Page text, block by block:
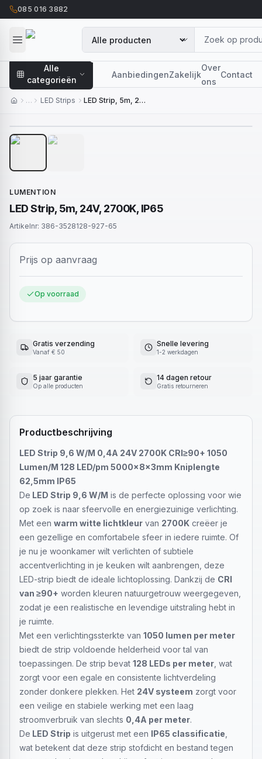
085 016 3882
Alle
categorieën
AanbiedingenZakelijk
Over
ons
Contact
… LED Strips
LED Strip, 5m, 24V, 2700K, IP65
LUMENTION
LED Strip, 5m, 24V, 2700K, IP65
Artikelnr: 386-3528128-927-65
Prijs op aanvraag
Op voorraad
Gratis verzending
Vanaf € 50
Snelle levering
1-2 werkdagen
5 jaar garantie
Op alle producten
14 dagen retour
Gratis retourneren
Productbeschrijving
LED Strip 9,6 W/M 0,4A 24V 2700K CRI≥90+ 1050
Lumen/M 128 LED/pm 5000x8x3mm Kniplengte
62,5mm IP65
De LED Strip 9,6 W/M is de perfecte oplossing voor wie
op zoek is naar sfeervolle en energiezuinige verlichting.
Met een warm witte lichtkleur van 2700K creëer je
een gezellige en comfortabele sfeer in iedere ruimte. Of
je nu je woonkamer wilt verlichten of subtiele
accentverlichting in je keuken wilt aanbrengen, deze
LED-strip biedt de ideale lichtoplossing. Dankzij de CRI
van ≥90+ worden kleuren natuurgetrouw weergegeven,
zodat je een realistische en levendige uitstraling hebt in
je ruimte.
Met een verlichtingssterkte van 1050 lumen per meter
biedt de strip voldoende helderheid voor tal van
toepassingen. De strip bevat 128 LEDs per meter , wat
zorgt voor een egale en consistente lichtverdeling
zonder donkere plekken. Het 24V systeem zorgt voor
een veilige en stabiele werking met een laag
stroomverbruik van slechts 0,4A per meter.
De LED Strip is uitgerust met een IP65 classificatie
wat betekent dat deze strip stofdicht en bestand tegen